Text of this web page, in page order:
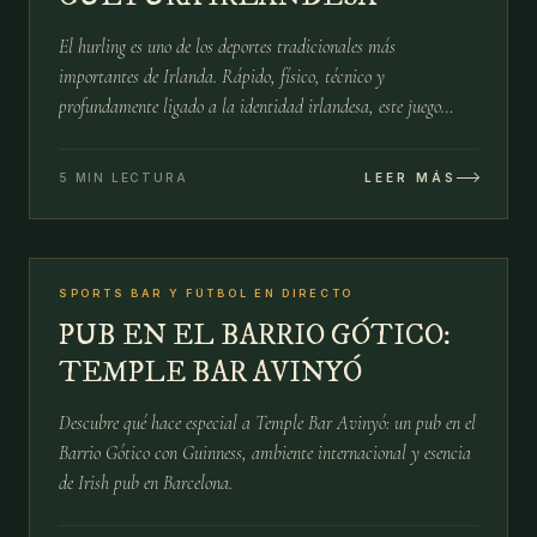
El hurling es uno de los deportes tradicionales más
importantes de Irlanda. Rápido, físico, técnico y
profundamente ligado a la identidad irlandesa, este juego
5 MIN LECTURA LEER MÁS
15 ABR
SPORTS BAR Y FÚTBOL EN DIRECTO
PUB EN EL BARRIO GÓTICO:
TEMPLE BAR AVINYÓ
Descubre qué hace especial a Temple Bar Avinyó: un pub en el
Barrio Gótico con Guinness, ambiente internacional y esencia
de Irish pub en Barcelona.